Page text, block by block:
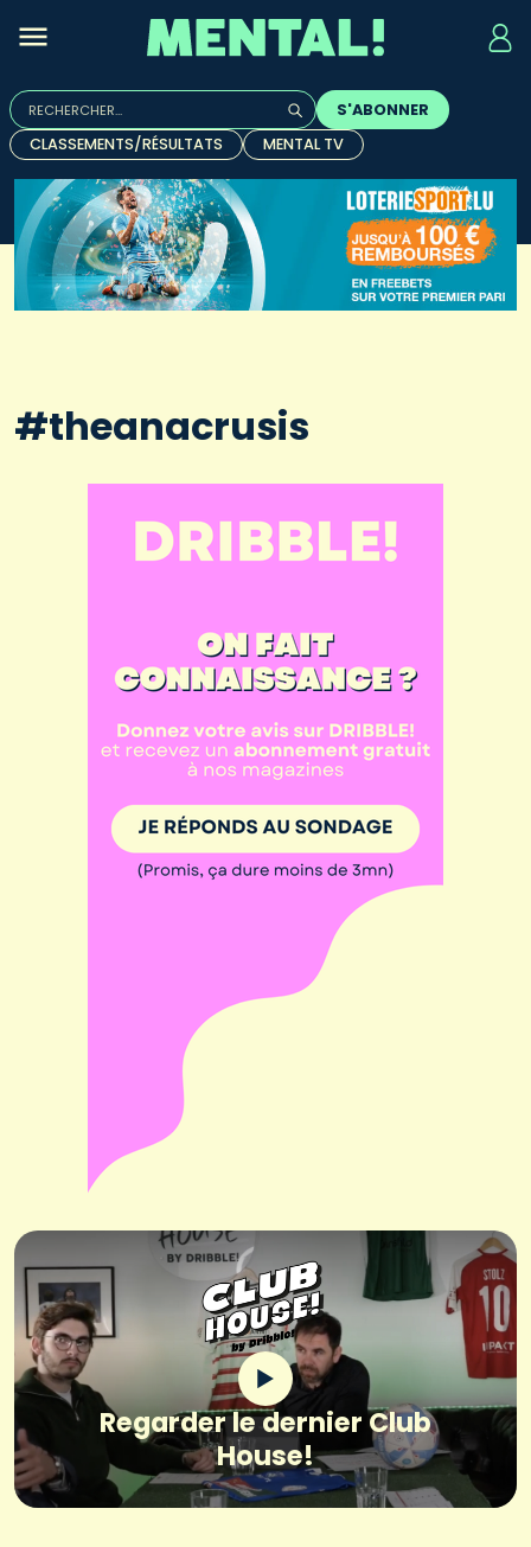
Rechercher :
Quand les résultats de l'auto-complétion sont
S'ABONNER
CLASSEMENTS/RÉSULTATS
MENTAL TV
#theanacrusis
Regarder le dernier Club
House!